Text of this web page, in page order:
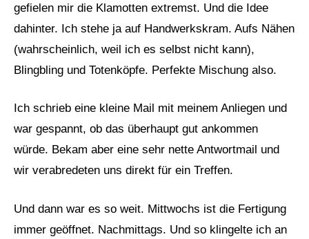
gefielen mir die Klamotten extremst. Und die Idee
dahinter. Ich stehe ja auf Handwerkskram. Aufs Nähen
(wahrscheinlich, weil ich es selbst nicht kann),
Blingbling und Totenköpfe. Perfekte Mischung also.
Ich schrieb eine kleine Mail mit meinem Anliegen und
war gespannt, ob das überhaupt gut ankommen
würde. Bekam aber eine sehr nette Antwortmail und
wir verabredeten uns direkt für ein Treffen.
Und dann war es so weit. Mittwochs ist die Fertigung
immer geöffnet. Nachmittags. Und so klingelte ich an